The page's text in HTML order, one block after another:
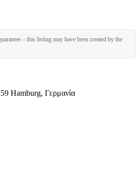
– this listing may have been created by the
Hamburg, Γερμανία